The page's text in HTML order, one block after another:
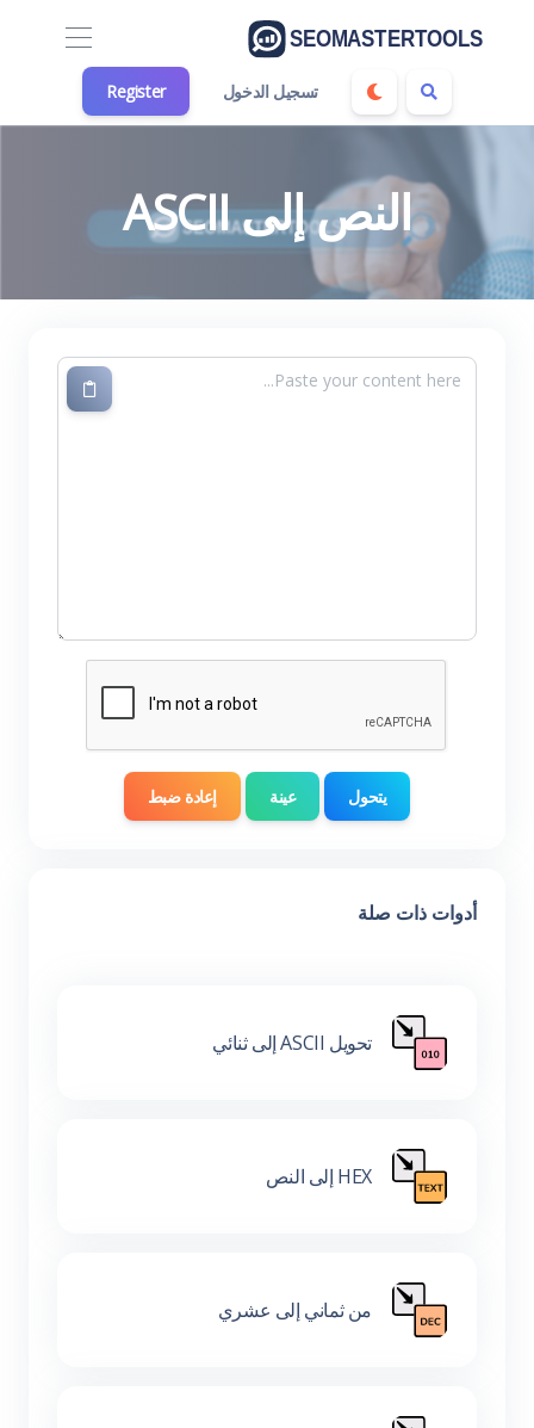
تسجيل الدخول Register
النص إلى ASCII
يتحول عينة إعادة ضبط
أدوات ذات صلة
تحويل ASCII إلى ثنائي
HEX إلى النص
من ثماني إلى عشري